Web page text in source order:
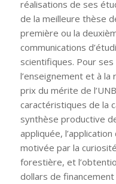
réalisations de ses
de la meilleure thèse
première ou la
communications
scientifiques. Pour
l’enseignement et à la
prix du mérite de
caractéristiques de la
synthèse productive
appliquée,
motivée par la
forestière, et
dollars de